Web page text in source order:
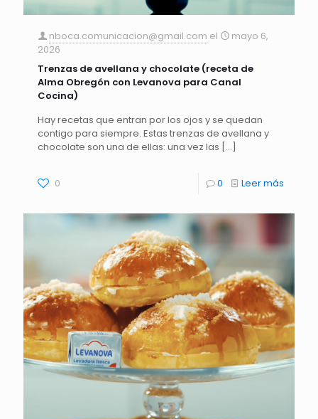
nboca.comunicacion@gmail.com el
mayo 6,
2026
Trenzas de avellana y chocolate (receta de
Alma Obregón con Levanova para Canal
Cocina)
Hay recetas que entran por los ojos y se quedan
contigo para siempre. Estas trenzas de avellana y
chocolate son una de ellas: una vez las […]
0 0 Leer más